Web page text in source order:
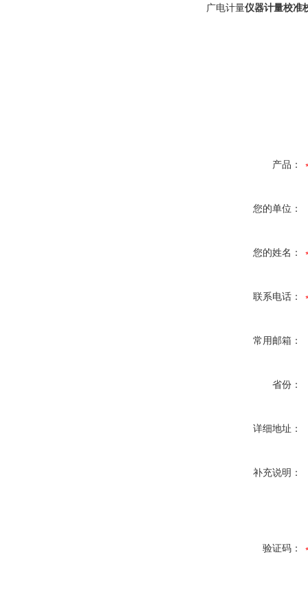
广电计量仪器计量校准
产品：
您的单位：
您的姓名：
联系电话：
常用邮箱：
省份：
详细地址：
补充说明：
验证码：